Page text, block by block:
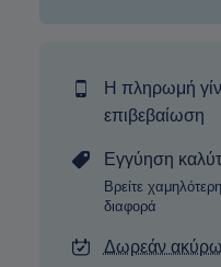
Η πληρωμή
επιβεβαίωση
Εγγύηση
Βρείτε
διαφορά
Δωρεάν